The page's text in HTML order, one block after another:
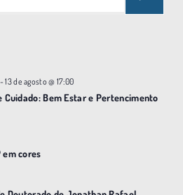
-13 de agosto @ 17:00
Cuidado: Bem Estar e Pertencimento
em cores